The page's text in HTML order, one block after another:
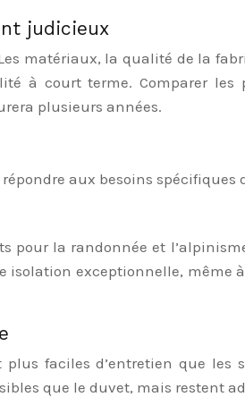
judicieux
matériaux, la qualité de la
à court terme. Comparer les
plusieurs années.
aux besoins spécifiques
pour la randonnée et
exceptionnelle, même
faciles d’entretien que
que le duvet, mais restent